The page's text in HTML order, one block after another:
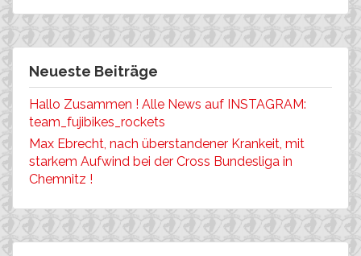
Neueste Beiträge
Hallo Zusammen ! Alle News auf INSTAGRAM:
team_fujibikes_rockets
Max Ebrecht, nach überstandener Krankeit, mit
starkem Aufwind bei der Cross Bundesliga in
Chemnitz !